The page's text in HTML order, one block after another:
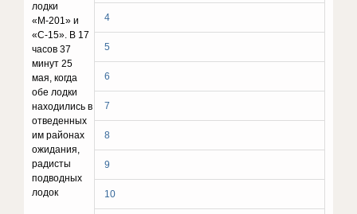
4
5
6
7
8
9
10
лодки
«М-201» и
«С-15». В 17
часов 37
минут 25
мая, когда
обе лодки
находились в
отведенных
им районах
ожидания,
радисты
подводных
лодок